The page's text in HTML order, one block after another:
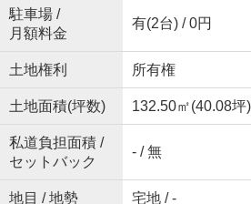
駐車場 /
月額料金
有(2台) / 0円
土地権利 所有権
土地面積(坪数) 132.50㎡(40.08坪)
私道負担面積 /
セットバック
- / 無
地目 / 地勢 宅地 / -